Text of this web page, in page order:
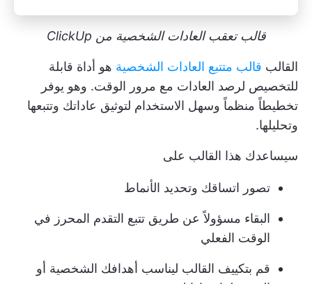
قالب تعقب العادات الشخصية من ClickUp
القالب قالب متتبع العادات الشخصية هو أداة قابلة
للتخصيص لرصد العادات مع مرور الوقت. وهو يوفر
تخطيطاً منظماً وسهل الاستخدام لتوثيق عاداتك وتتبعها
وتحليلها.
سيساعدك هذا القالب على
تصور اتساقك وتحديد الأنماط
البقاء مسؤولاً عن طريق تتبع التقدم المحرز في
الوقت الفعلي
قم بتكييف القالب ليناسب أهدافك الشخصية أو